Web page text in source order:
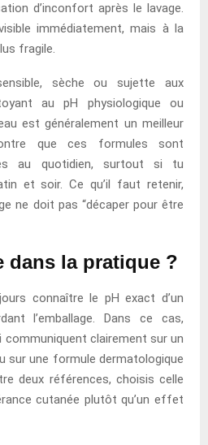
d’inconfort après le lavage.
immédiatement, mais à la
fragile.
sèche ou sujette aux
au pH physiologique ou
est généralement un meilleur
que ces formules sont
au quotidien, surtout si tu
et soir. Ce qu’il faut retenir,
ne doit pas “décaper pour être
dans la pratique ?
connaître le pH exact d’un
l’emballage. Dans ce cas,
communiquent clairement sur un
sur une formule dermatologique
deux références, choisis celle
cutanée plutôt qu’un effet